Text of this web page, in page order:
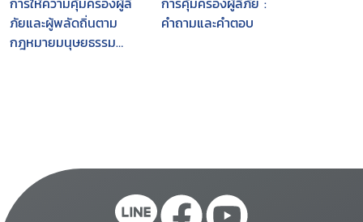
ภัยและผู้พลัดถิ่นตาม
กฎหมายมนุษยธรรม
คำถามและคำตอบ